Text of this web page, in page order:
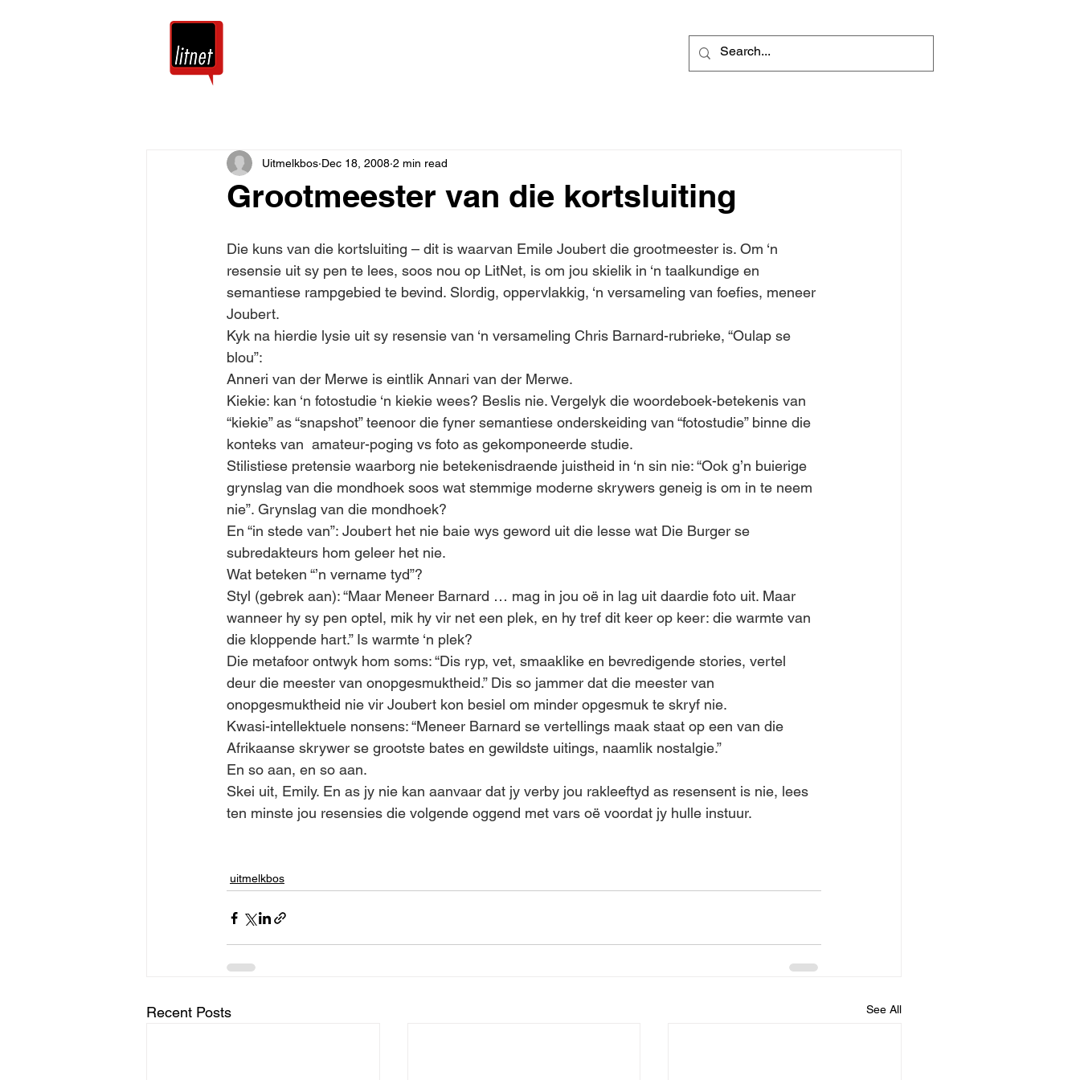
Grootmeester van die kortsluiting
Uitmelkbos Dec 18, 2008 2 min read
Die kuns van die kortsluiting – dit is waarvan Emile Joubert die grootmeester is. Om ‘n
resensie uit sy pen te lees, soos nou op LitNet, is om jou skielik in ‘n taalkundige en
semantiese rampgebied te bevind. Slordig, oppervlakkig, ‘n versameling van foefies, meneer
Joubert.
Kyk na hierdie lysie uit sy resensie van ‘n versameling Chris Barnard-rubrieke, “Oulap se
blou”:
Anneri van der Merwe is eintlik Annari van der Merwe.
Kiekie: kan ‘n fotostudie ‘n kiekie wees? Beslis nie. Vergelyk die woordeboek-betekenis van
“kiekie” as “snapshot” teenoor die fyner semantiese onderskeiding van “fotostudie” binne die
konteks van  amateur-poging vs foto as gekomponeerde studie.
Stilistiese pretensie waarborg nie betekenisdraende juistheid in ‘n sin nie: “Ook g’n buierige
grynslag van die mondhoek soos wat stemmige moderne skrywers geneig is om in te neem
nie”. Grynslag van die mondhoek?
En “in stede van”: Joubert het nie baie wys geword uit die lesse wat Die Burger se
subredakteurs hom geleer het nie.
Wat beteken “’n vername tyd”?
Styl (gebrek aan): “Maar Meneer Barnard … mag in jou oë in lag uit daardie foto uit. Maar
wanneer hy sy pen optel, mik hy vir net een plek, en hy tref dit keer op keer: die warmte van
die kloppende hart.” Is warmte ‘n plek?
Die metafoor ontwyk hom soms: “Dis ryp, vet, smaaklike en bevredigende stories, vertel
deur die meester van onopgesmuktheid.” Dis so jammer dat die meester van
onopgesmuktheid nie vir Joubert kon besiel om minder opgesmuk te skryf nie.
Kwasi-intellektuele nonsens: “Meneer Barnard se vertellings maak staat op een van die
Afrikaanse skrywer se grootste bates en gewildste uitings, naamlik nostalgie.”
En so aan, en so aan.
Skei uit, Emily. En as jy nie kan aanvaar dat jy verby jou rakleeftyd as resensent is nie, lees
ten minste jou resensies die volgende oggend met vars oë voordat jy hulle instuur.
uitmelkbos
Recent Posts See All